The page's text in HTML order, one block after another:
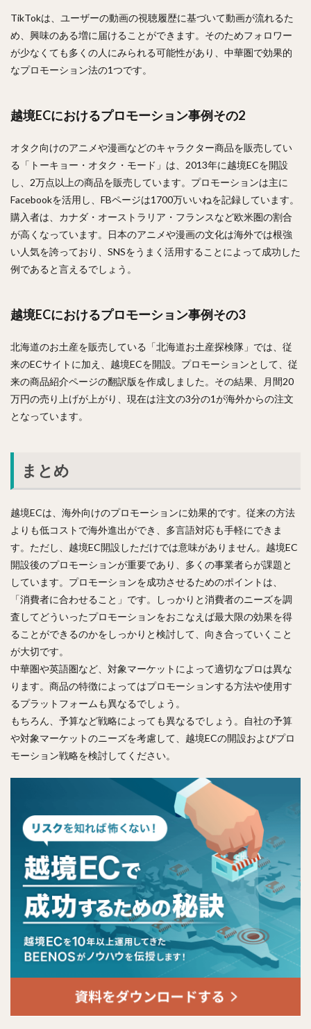
TikTokは、ユーザーの動画の視聴履歴に基づいて動画が流れるた
め、興味のある増に届けることができます。そのためフォロワー
が少なくても多くの人にみられる可能性があり、中華圏で効果的
なプロモーション法の1つです。
越境ECにおけるプロモーション事例その2
オタク向けのアニメや漫画などのキャラクター商品を販売してい
る「トーキョー・オタク・モード」は、2013年に越境ECを開設
し、2万点以上の商品を販売しています。プロモーションは主に
Facebookを活用し、FBページは1700万いいねを記録しています。
購入者は、カナダ・オーストラリア・フランスなど欧米圏の割合
が高くなっています。日本のアニメや漫画の文化は海外では根強
い人気を誇っており、SNSをうまく活用することによって成功した
例であると言えるでしょう。
越境ECにおけるプロモーション事例その3
北海道のお土産を販売している「北海道お土産探検隊」では、従
来のECサイトに加え、越境ECを開設。プロモーションとして、従
来の商品紹介ページの翻訳版を作成しました。その結果、月間20
万円の売り上げが上がり、現在は注文の3分の1が海外からの注文
となっています。
まとめ
越境ECは、海外向けのプロモーションに効果的です。従来の方法
よりも低コストで海外進出ができ、多言語対応も手軽にできま
す。ただし、越境EC開設しただけでは意味がありません。越境EC
開設後のプロモーションが重要であり、多くの事業者らが課題と
しています。プロモーションを成功させるためのポイントは、
「消費者に合わせること」です。しっかりと消費者のニーズを調
査してどういったプロモーションをおこなえば最大限の効果を得
ることができるのかをしっかりと検討して、向き合っていくこと
が大切です。
中華圏や英語圏など、対象マーケットによって適切なプロは異な
ります。商品の特徴によってはプロモーションする方法や使用す
るプラットフォームも異なるでしょう。
もちろん、予算など戦略によっても異なるでしょう。自社の予算
や対象マーケットのニーズを考慮して、越境ECの開設およびプロ
モーション戦略を検討してください。